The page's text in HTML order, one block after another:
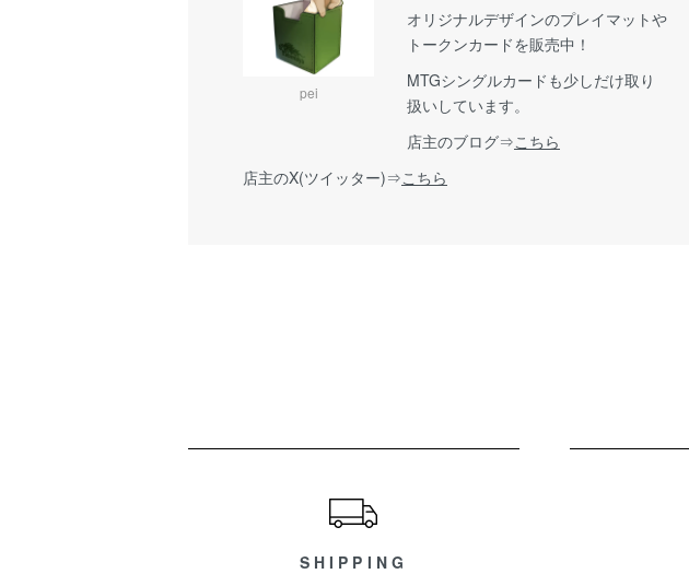
pei
オリジナルデザインのプレイマットや
トークンカードを販売中！
MTGシングルカードも少しだけ取り
扱いしています。
店主のブログ⇒こちら
店主のX(ツイッター)⇒こちら
SHIPPING